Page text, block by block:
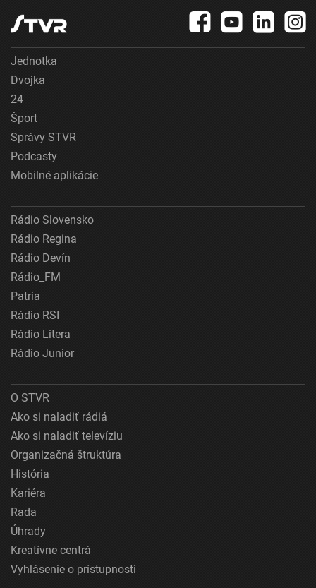
Jednotka
Dvojka
24
Šport
Správy STVR
Podcasty
Mobilné aplikácie
Rádio Slovensko
Rádio Regina
Rádio Devín
Rádio_FM
Patria
Rádio RSI
Rádio Litera
Rádio Junior
O STVR
Ako si naladiť rádiá
Ako si naladiť televíziu
Organizačná štruktúra
História
Kariéra
Rada
Úhrady
Kreatívne centrá
Vyhlásenie o prístupnosti